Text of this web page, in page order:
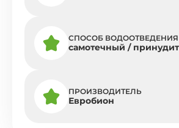
СПОСОБ ВОДООТВЕДЕНИЯ
самотечный /
ПРОИЗВОДИТЕЛЬ
Евробион